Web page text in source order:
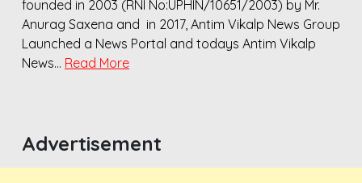
founded in 2003 (RNI No:UPHIN/10651/2003) by Mr.
Anurag Saxena and in 2017, Antim Vikalp News Group
Launched a News Portal and todays Antim Vikalp
News… Read More
Advertisement